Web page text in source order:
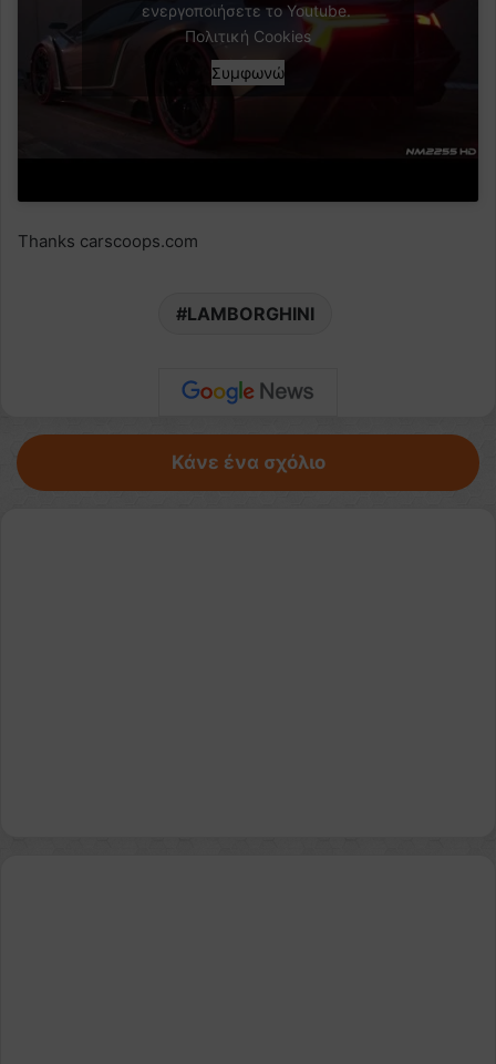
ενεργοποιήσετε το Youtube.
Πολιτική Cookies
Συμφωνώ
Thanks carscoops.com
LAMBORGHINI
Κάνε ένα σχόλιο